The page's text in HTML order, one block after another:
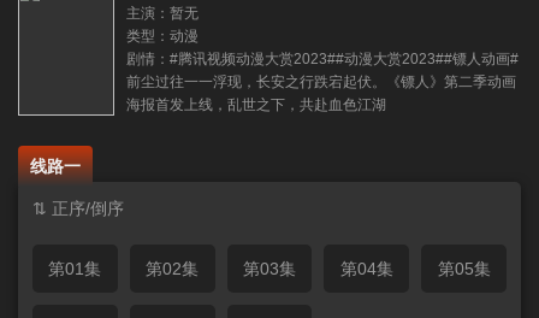
主演：暂无
类型：动漫
剧情：#腾讯视频动漫大赏2023##动漫大赏2023##镖人动画#
前尘过往一一浮现，长安之行跌宕起伏。《镖人》第二季动画
海报首发上线，乱世之下，共赴血色江湖
线路一
⇅ 正序/倒序
第01集 第02集 第03集 第04集 第05集